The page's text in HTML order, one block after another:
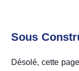
Sous
Désolé, cette